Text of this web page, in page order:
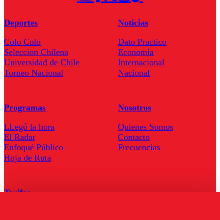
Deportes
Colo Colo
Seleccion Chilena
Universidad de Chile
Torneo Nacional
Noticias
Dato Practico
Economía
Internacional
Nacional
Programas
LLegó la hora
El Radar
Enfoqué Público
Hoja de Ruta
Nosotros
Quienes Somos
Contacto
Frecuencias
Tarifas